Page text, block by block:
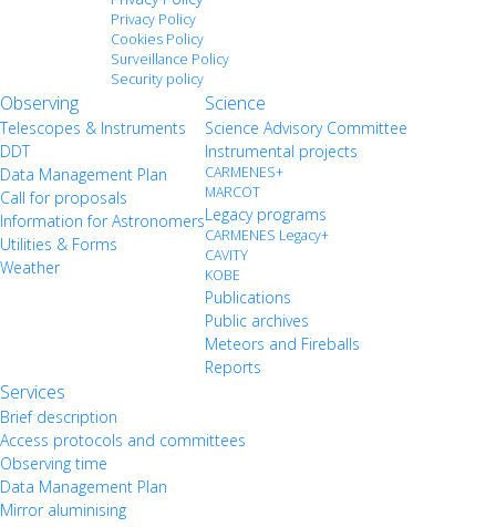
Privacy Policy
Cookies Policy
Surveillance Policy
Security policy
Observing
Telescopes & Instruments
DDT
Data Management Plan
Call for proposals
Information for Astronomers
Utilities & Forms
Weather
Science
Science Advisory Committee
Instrumental projects
CARMENES+
MARCOT
Legacy programs
CARMENES Legacy+
CAVITY
KOBE
Publications
Public archives
Meteors and Fireballs
Reports
Services
Brief description
Access protocols and committees
Observing time
Data Management Plan
Mirror aluminising